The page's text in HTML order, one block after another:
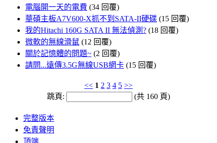
電腦開一天的電費 (34 回覆)
華碩主板A7V600-X抓不到SATA-II硬碟 (15 回覆)
我的Hitachi 160G SATA II 無法偵測? (18 回覆)
微軟的無線滑鼠 (12 回覆)
關於記憶體的問題~ (2 回覆)
請問...遠傳3.5G無線USB網卡 (15 回覆)
<< 1 2 3 4 5 >>
跳頁:
(共 160 頁)
完整版本
免責聲明
頂端